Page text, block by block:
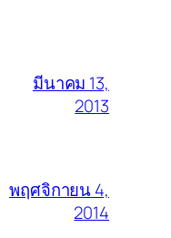
มีนาคม 13,
2013
พฤศจิกายน 4,
2014